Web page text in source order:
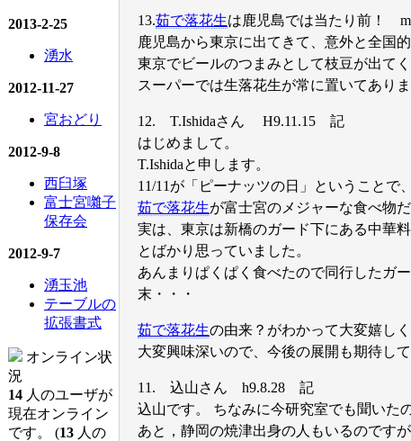
2013-2-25
湧水
2012-11-27
宮おどり
2012-9-8
西臼塚
富士宮囃子
保存会
2012-9-7
湧玉池
テーブルの
拡張書式
オンライン状
況
14 人のユーザが
現在オンライン
です。 (13 人の
13.茹で落花生は鹿児島では当たり前！
鹿児島から東京に出てきて、意外と全国
東京でビールのつまみとして枝豆が出て
スーパーでは生落花生が常に置いてあり
12. T.Ishidaさん H9.11.15 記
はじめまして。
T.Ishidaと申します。
11/11が「ピーナッツの日」ということ
茹で落花生が富士宮のメジャーな食べ物
実は、東京は新橋のガード下にある中華
とばかり思っていました。
あんまりぱくぱく食べたので同行したガ
末・・・
茹で落花生の由来？がわかって大変嬉しく
大変興味深いので、今後の展開も期待し
11. 込山さん h9.8.28 記
込山です。 ちなみに今研究室でも聞いた
あと，静岡の焼津出身の人もいるのです